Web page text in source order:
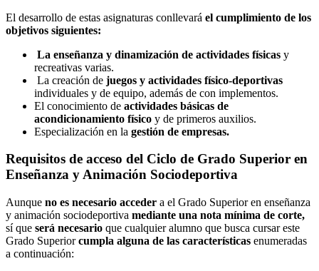
El desarrollo de estas asignaturas conllevará el cumplimiento de los
objetivos siguientes:
La enseñanza y dinamización de actividades físicas y
recreativas varias.
La creación de juegos y actividades físico-deportivas
individuales y de equipo, además de con implementos.
El conocimiento de actividades básicas de
acondicionamiento físico y de primeros auxilios.
Especialización en la gestión de empresas.
Requisitos de acceso del Ciclo de Grado Superior en
Enseñanza y Animación Sociodeportiva
Aunque no es necesario acceder a el Grado Superior en enseñanza
y animación sociodeportiva mediante una nota mínima de corte,
sí que será necesario que cualquier alumno que busca cursar este
Grado Superiorcumpla alguna de las características enumeradas
a continuación: